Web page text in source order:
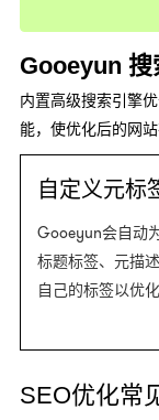
Gooeyun 搜
内置高级搜索引擎
能，使优化后的网
自定义元标
Gooeyun会自动
标题标签、元描
自己的标签以优
SEO优化常